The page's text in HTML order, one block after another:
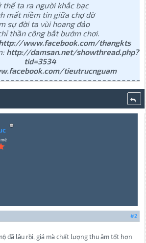
thế ta ra người khắc bạc
mất niềm tin giữa chợ đờ
sự đời ta vùi hoang đảo
thần công bắt bướm chơi.
www.facebook.com/thangkts
http://damsan.net/showthread.php?
tid=3534
tieutrucnguam
#2
đã lâu rồi, giá mà chất lượng thu âm tốt hơn